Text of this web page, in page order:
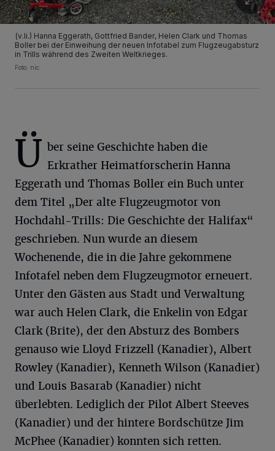
(v.li.) Hanna Eggerath, Gottfried Bander, Helen Clark und Thomas
Boller bei der Einweihung der neuen Infotabel zum Flugzeugabsturz
in Trills während des Zweiten Weltkrieges.
Foto: nic
Ü ber seine Geschichte haben die
Erkrather Heimatforscherin Hanna
Eggerath und Thomas Boller ein Buch unter
dem Titel „Der alte Flugzeugmotor von
Hochdahl-Trills: Die Geschichte der Halifax“
geschrieben. Nun wurde an diesem
Wochenende, die in die Jahre gekommene
Infotafel neben dem Flugzeugmotor erneuert.
Unter den Gästen aus Stadt und Verwaltung
war auch Helen Clark, die Enkelin von Edgar
Clark (Brite), der den Absturz des Bombers
genauso wie Lloyd Frizzell (Kanadier), Albert
Rowley (Kanadier), Kenneth Wilson (Kanadier)
und Louis Basarab (Kanadier) nicht
überlebten. Lediglich der Pilot Albert Steeves
(Kanadier) und der hintere Bordschütze Jim
McPhee (Kanadier) konnten sich retten.